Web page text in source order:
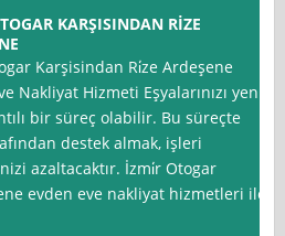
KARŞISINDAN RİZE
Karşisindan Ri̇ze Ardeşene
Nakliyat Hizmeti Eşyalarınızı yeni
bir süreç olabilir. Bu süreçte
destek almak, işleri
azaltacaktır. İzmi̇r Otogar
evden eve nakliyat hizmetleri ile